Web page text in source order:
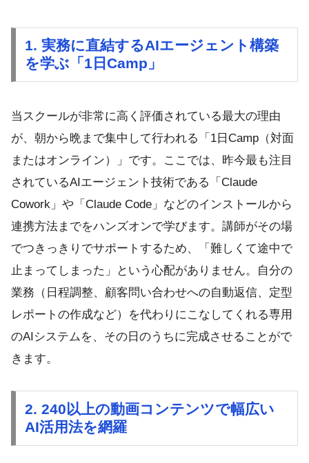
1. 実務に直結するAIエージェント構築
を学ぶ「1日Camp」
当スクールが非常に高く評価されている最大の理由
が、朝から晩まで集中して行われる「1日Camp（対面
またはオンライン）」です。ここでは、昨今最も注目
されているAIエージェント技術である「Claude
Cowork」や「Claude Code」などのインストールから
連携方法までをハンズオンで学びます。講師がその場
でつきっきりでサポートするため、「難しくて途中で
止まってしまった」という心配がありません。自分の
業務（日程調整、顧客問い合わせへの自動返信、定型
レポートの作成など）を代わりにこなしてくれる専用
のAIシステムを、その日のうちに完成させることがで
きます。
2. 240以上の動画コンテンツで幅広い
AI活用法を網羅